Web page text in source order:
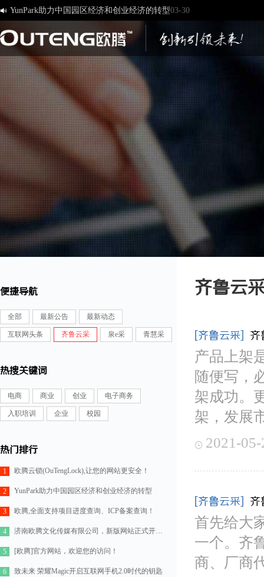
 [欧腾]官方网站，欢迎您的访问！03-17
济南欧腾文化传媒有限公司，新版网站正式开通！ 03-12
创造一流品牌 打造一流服务01-09
便捷导航
全部 最新公告 最新动态
互联网头条 齐鲁云采 泉e采 青慧采
热搜关键词
电商 商业 创业 电子商务
入职培训 企业 校园
热门排行
1 欧腾云锁(OuTengLock),让您的网站更安全！
2 YunPark助力中国园区经济和创业经济的转型
3 欧腾,全面支持项目进度查询、ICP备案查询！
4 济南欧腾文化传媒有限公司，新版网站正式开通！
5 [欧腾]官方网站，欢迎您的访问！
6 致未来 荣耀Magic开启互联网手机2.0时代的钥匙
齐鲁云
[齐鲁云采] 齐
产品上架
随便写，
架成功。
架，发展
 2021-
[齐鲁云采] 齐
首先给大
一个。齐
商、厂商